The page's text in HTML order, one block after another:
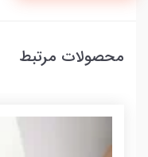
محصولات مرتبط